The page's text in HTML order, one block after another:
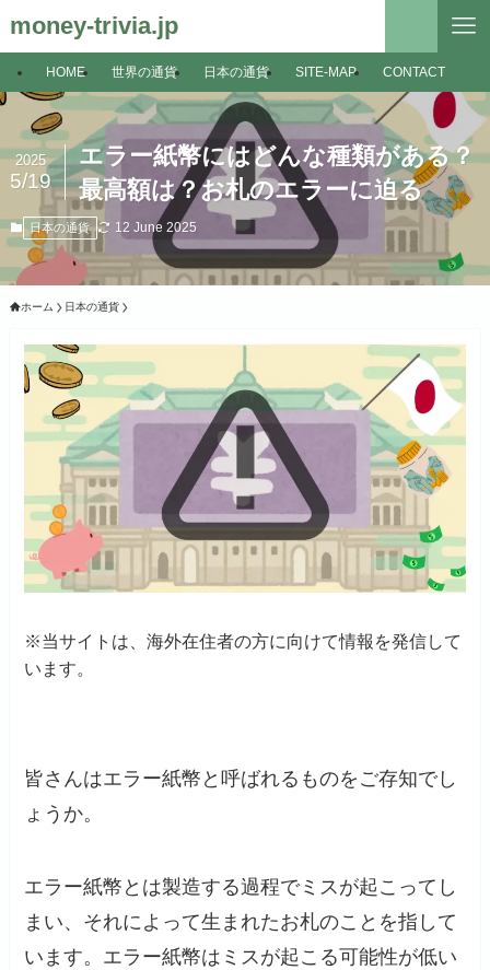
money-trivia.jp
HOME 世界の通貨 日本の通貨 SITE-MAP CONTACT
エラー紙幣にはどんな種類がある？
最高額は？お札のエラーに迫る
2025
5/19
日本の通貨 12 June 2025
ホーム 日本の通貨
※当サイトは、海外在住者の方に向けて情報を発信して
います。
皆さんはエラー紙幣と呼ばれるものをご存知でし
ょうか。
エラー紙幣とは製造する過程でミスが起こってし
まい、それによって生まれたお札のことを指して
います。エラー紙幣はミスが起こる可能性が低い